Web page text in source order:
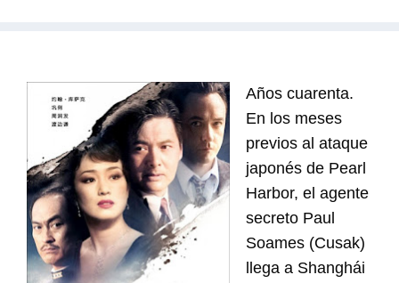
Años cuarenta.
En los meses
previos al ataque
japonés de Pearl
Harbor, el agente
secreto Paul
Soames (Cusak)
llega a Shanghái